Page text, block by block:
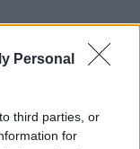
Personal
third parties, or
for